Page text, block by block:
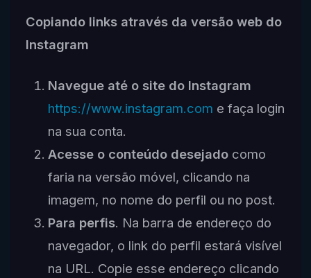
Copiando links através da versão web do
Instagram
Navegue até o site do Instagram
https://www.instagram.com e faça login
na sua conta.
Acesse o conteúdo desejadocomo
faria na versão móvel, clicando na
imagem, no nome do perfil ou no post.
Para perfis. Na barra de endereço do
navegador, o link do perfil estará visível
na URL. Copie esse endereço clicando